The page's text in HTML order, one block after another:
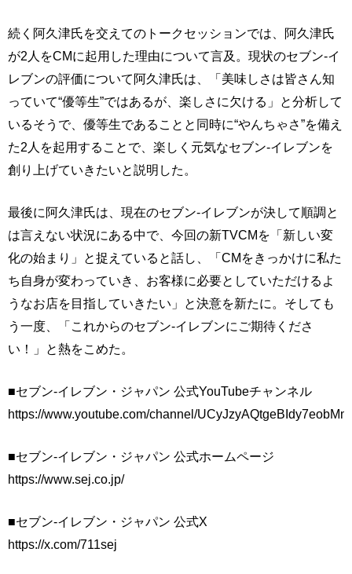
続く阿久津氏を交えてのトークセッションでは、阿久津氏
が2人をCMに起用した理由について言及。現状のセブン-イ
レブンの評価について阿久津氏は、「美味しさは皆さん知
っていて“優等生”ではあるが、楽しさに欠ける」と分析して
いるそうで、優等生であることと同時に“やんちゃさ”を備え
た2人を起用することで、楽しく元気なセブン-イレブンを
創り上げていきたいと説明した。
最後に阿久津氏は、現在のセブン-イレブンが決して順調と
は言えない状況にある中で、今回の新TVCMを「新しい変
化の始まり」と捉えていると話し、「CMをきっかけに私た
ち自身が変わっていき、お客様に必要としていただけるよ
うなお店を目指していきたい」と決意を新たに。そしても
う一度、「これからのセブン-イレブンにご期待くださ
い！」と熱をこめた。
■セブン-イレブン・ジャパン 公式YouTubeチャンネル
https://www.youtube.com/channel/
■セブン-イレブン・ジャパン 公式ホームページ
https://www.sej.co.jp/
■セブン-イレブン・ジャパン 公式X
https://x.com/711sej